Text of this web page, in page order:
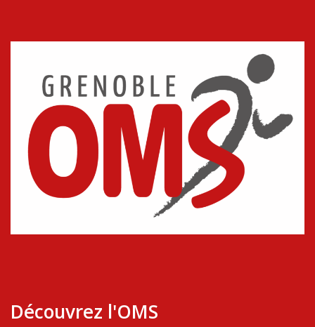
Découvrez l'OMS